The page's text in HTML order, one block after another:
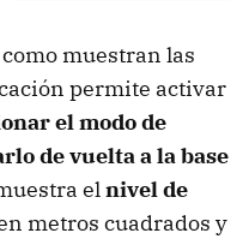
muestran las
permite activar
el modo de
de vuelta a la base
elnivel de
metros cuadrados y